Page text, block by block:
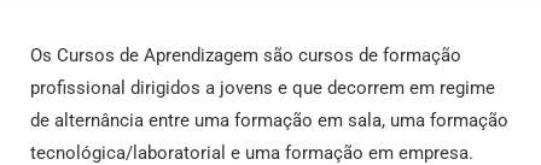
Os Cursos de Aprendizagem são cursos de formação
profissional dirigidos a jovens e que decorrem em regime
de alternância entre uma formação em sala, uma formação
tecnológica/laboratorial e uma formação em empresa.